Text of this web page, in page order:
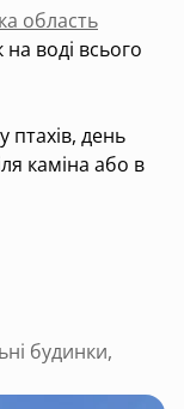
область
воді всього
птахів, день
каміна або в
Riviera
Тут
терасі,
на мангалі
та заходом
будинки,